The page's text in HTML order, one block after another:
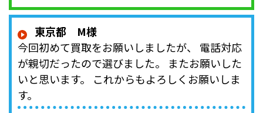
東京都 M様
今回初めて買取をお願いしましたが、 電話対応
が親切だったので選びました。 またお願いした
いと思います。 これからもよろしくお願いしま
す。